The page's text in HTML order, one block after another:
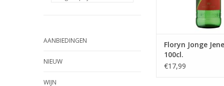
AANBIEDINGEN
NIEUW
WIJN
Floryn Jonge
100cl.
€17,99